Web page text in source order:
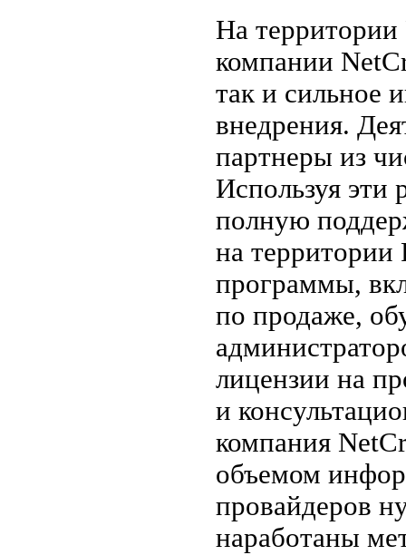
На территории
компании
так и сильное
внедрения.
партнеры из
Используя эти
полную
на территории
программы,
по продаже,
лицензии на
и
компания
объемом
провайдеров
наработаны